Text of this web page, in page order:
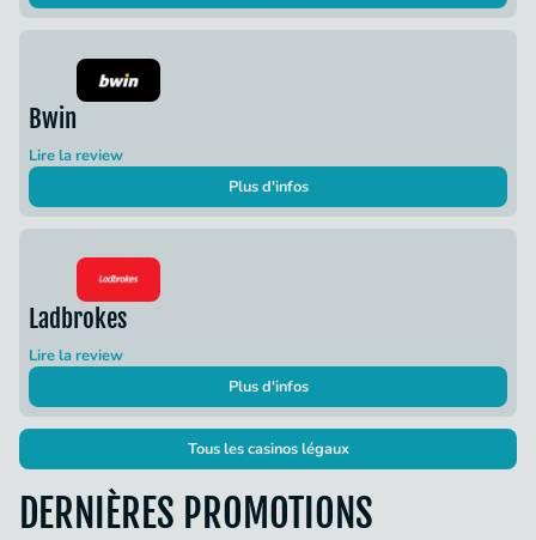
Bwin
Lire la review
Plus d'infos
Ladbrokes
Lire la review
Plus d'infos
Tous les casinos légaux
DERNIÈRES PROMOTIONS